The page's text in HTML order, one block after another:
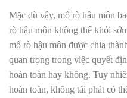
Mặc dù vậy, mổ rò hậu môn
rò hậu môn không thể khỏi
mổ rò hậu môn được chia
quan trọng trong việc quyết
hoàn toàn hay không. Tuy
hoàn toàn, không tái phát có